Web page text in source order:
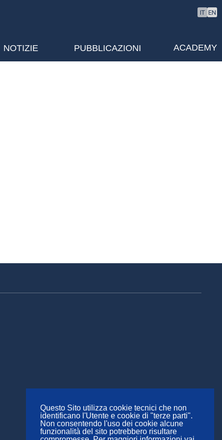
Questo Sito utilizza cookie tecnici che non
identificano l'Utente e cookie di "terze parti".
Non consentendo l'uso dei cookie alcune
funzionalità del sito potrebbero risultare
NOTIZIE PUBBLICAZIONI ACADEMY
IT EN